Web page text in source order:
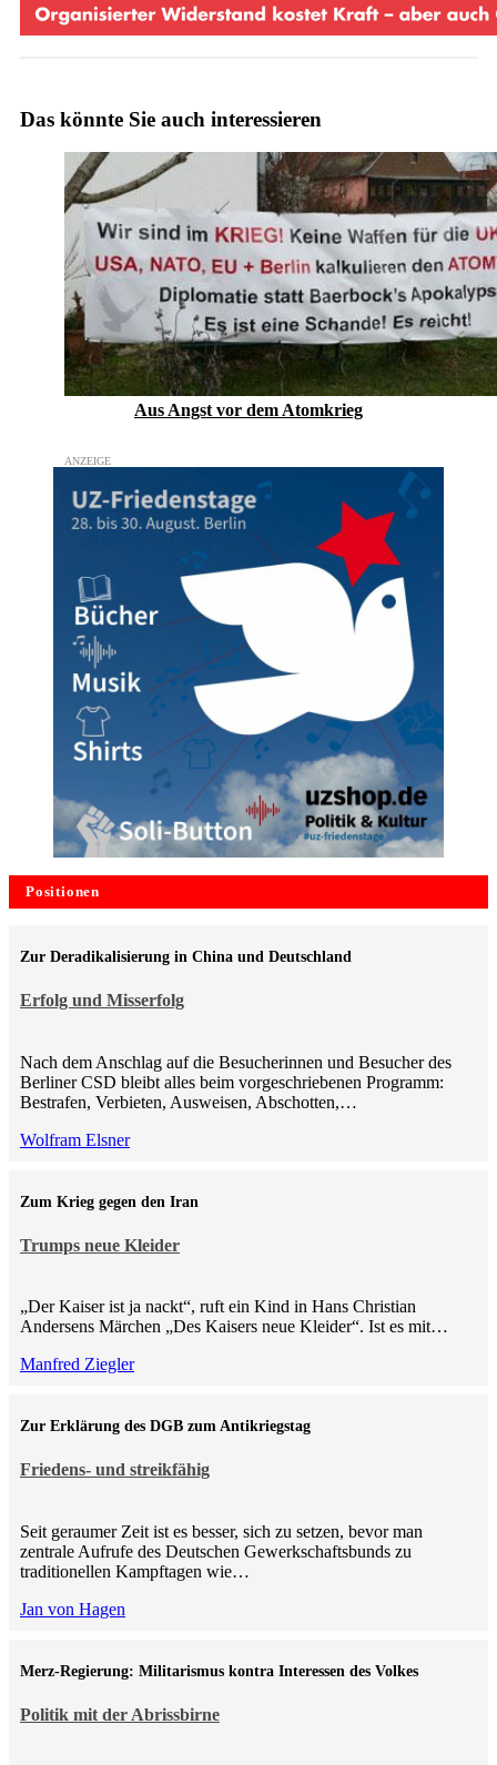
Das könnte Sie auch interessieren
Aus Angst vor dem Atomkrieg
Positionen
Erfolg und Misserfolg
Zur Deradikalisierung in China und Deutschland
Nach dem Anschlag auf die Besucherinnen und Besucher des
Berliner CSD bleibt alles beim vorgeschriebenen Programm:
Bestrafen, Verbieten, Ausweisen, Abschotten,…
Wolfram Elsner
Trumps neue Kleider
Zum Krieg gegen den Iran
„Der Kaiser ist ja nackt“, ruft ein Kind in Hans Christian
Andersens Märchen „Des Kaisers neue Kleider“. Ist es mit…
Manfred Ziegler
Friedens- und streikfähig
Zur Erklärung des DGB zum Antikriegstag
Seit geraumer Zeit ist es besser, sich zu setzen, bevor man
zentrale Aufrufe des Deutschen Gewerkschaftsbunds zu
traditionellen Kampftagen wie…
Jan von Hagen
Politik mit der Abrissbirne
Merz-Regierung: Militarismus kontra Inte­ressen des Volkes